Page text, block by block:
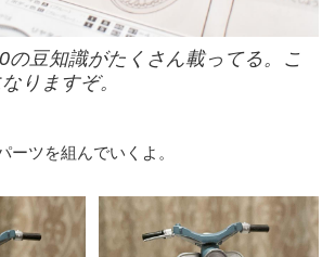
の豆知識がたくさん載ってる。こ
りますぞ。
ーツを組んでいくよ。